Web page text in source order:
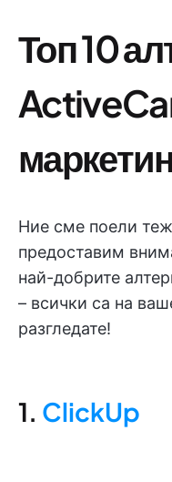
Топ 10
Ние сме поели
предоставим
най-добрите
– всички са на
разгледате!
1. ClickUp